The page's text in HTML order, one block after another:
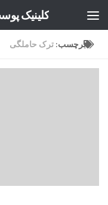
کلینیک
برچسب: ترک حاملگی